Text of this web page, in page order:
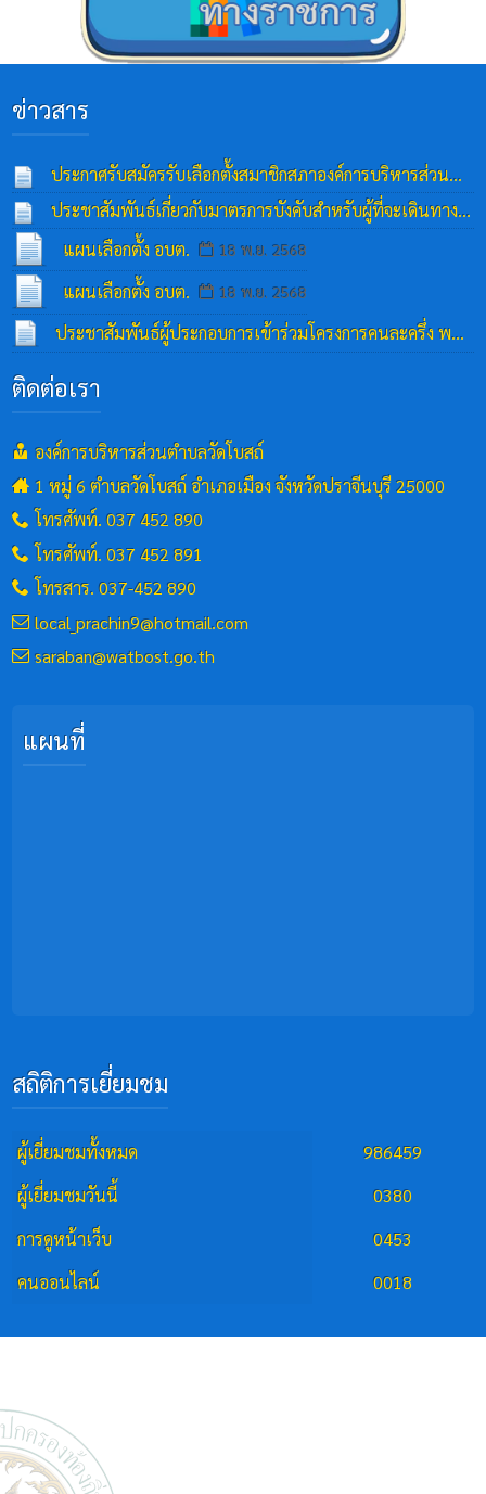
ข่าวสาร
ประกาศรับสมัครรับเลือกตั้งสมาชิกสภาองค์การบริหารส่วน
ตำบลและนายกองค์การบริหารส่วนตำบล
21 พ.ย. 2568
ประชาสัมพันธ์เกี่ยวกับมาตรการบังคับสำหรับผู้ที่จะเดินทาง
เข้าหรือออกนอกราชอาณาจักร
19 พ.ย. 2568
แผนเลือกตั้ง อบต. 18 พ.ย. 2568
แผนเลือกตั้ง อบต. 18 พ.ย. 2568
ประชาสัมพันธ์ผู้ประกอบการเข้าร่วมโครงการคนละครึ่ง พลัส
ติดต่อเรา
องค์การบริหารส่วนตำบลวัดโบสถ์
1 หมู่ 6 ตำบลวัดโบสถ์ อำเภอเมือง จังหวัดปราจีนบุรี 25000
โทรศัพท์. 037 452 890
โทรศัพท์. 037 452 891
โทรสาร. 037-452 890
local_prachin9@hotmail.com
saraban@watbost.go.th
แผนที่
สถิติการเยี่ยมชม
ผู้เยี่ยมชมทั้งหมด
986459
ผู้เยี่ยมชมวันนี้
0380
การดูหน้าเว็บ
0453
คนออนไลน์
0018